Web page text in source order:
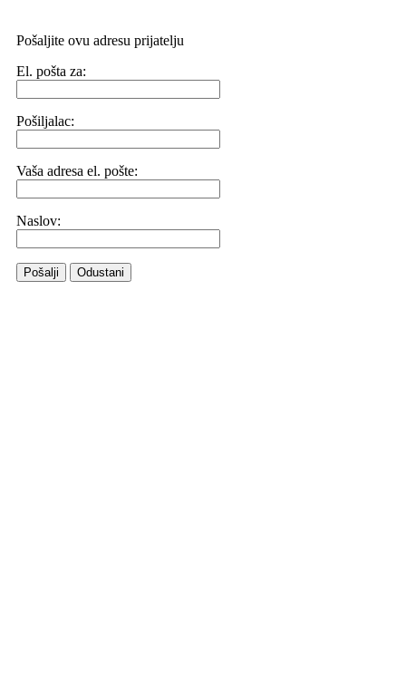
Pošaljite ovu adresu prijatelju
El. pošta za:
Pošiljalac:
Vaša adresa el. pošte:
Naslov:
Pošalji Odustani